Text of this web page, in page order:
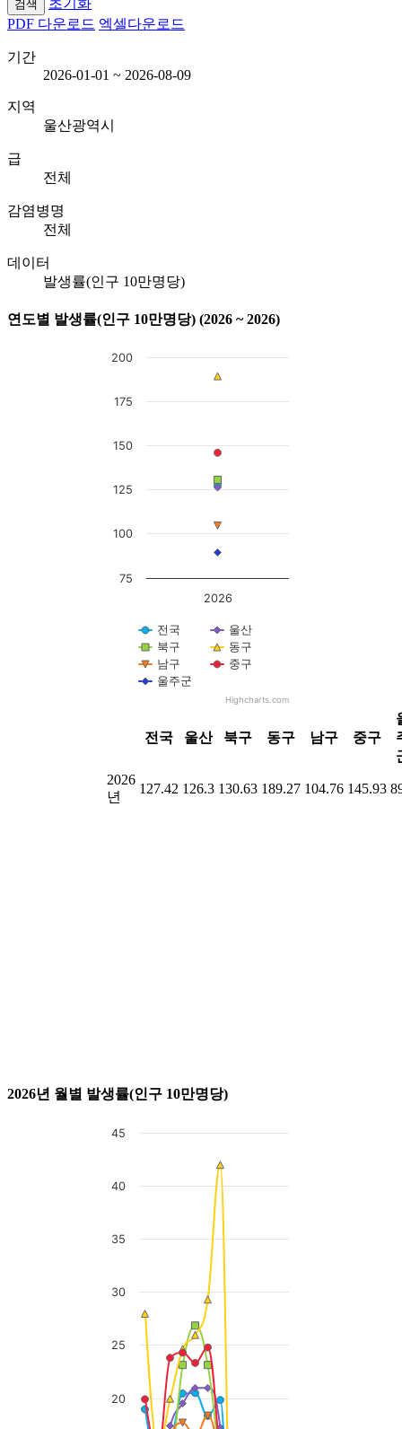
PDF 다운로드 엑셀다운로드
기간
2026-01-01 ~ 2026-08-09
지역
울산광역시
급
전체
감염병명
전체
데이터
발생률(인구 10만명당)
연도별 발생률(인구 10만명당) (2026 ~ 2026)
Line chart with 7 lines.
The chart has 1 Y axis displaying values. Data
전국
울산
북구
동구
남구
중구
울주군
2026
75
100
125
150
175
200
Highcharts.com
전국
울산 북구 동구 남구 중구
2026
년
127.42 126.3 130.63 189.27 104.76 145.93
2026년 월별 발생률(인구 10만명당)
Line chart with 7 lines.
The chart has 1 X axis displaying categories.
The chart has 1 Y axis displaying values. Data
20
25
30
35
40
45